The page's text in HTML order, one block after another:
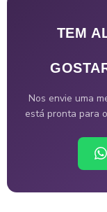
TEM
Nos envie uma
está pronta para